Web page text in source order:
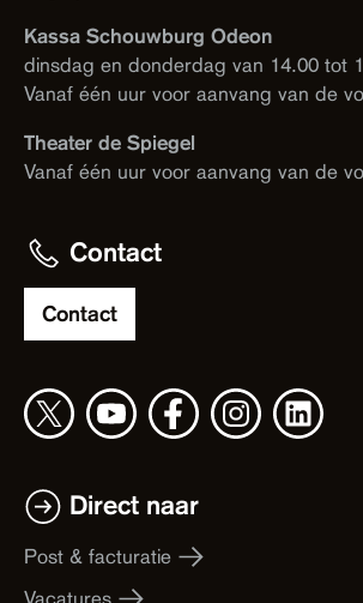
Kassa Schouwburg Odeon
dinsdag en donderdag van 14.00 tot
Vanaf één uur voor aanvang van de
Theater de Spiegel
Vanaf één uur voor aanvang van de
Contact
Contact
Direct naar
Post & facturatie
Vacatures